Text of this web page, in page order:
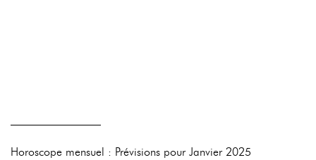
————————
Horoscope mensuel : Prévisions pour Janvier 2025